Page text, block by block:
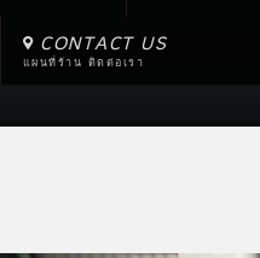
CONTACT US
แผนที่ร้าน ติดต่อเรา